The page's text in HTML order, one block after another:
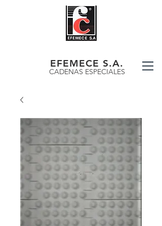
EFEMECE S.A.
CADENAS ESPECIALES